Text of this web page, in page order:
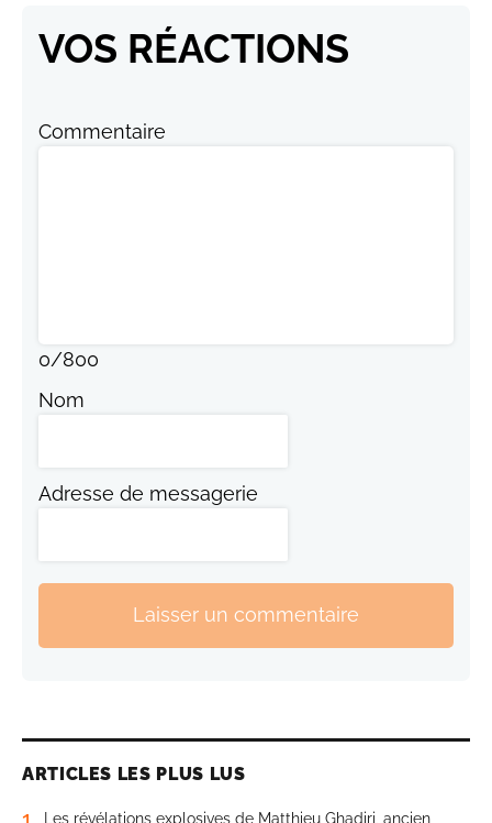
VOS RÉACTIONS
Commentaire
0/800
Nom
Adresse de messagerie
Laisser un commentaire
ARTICLES LES PLUS LUS
Les révélations explosives de Matthieu Ghadiri, ancien